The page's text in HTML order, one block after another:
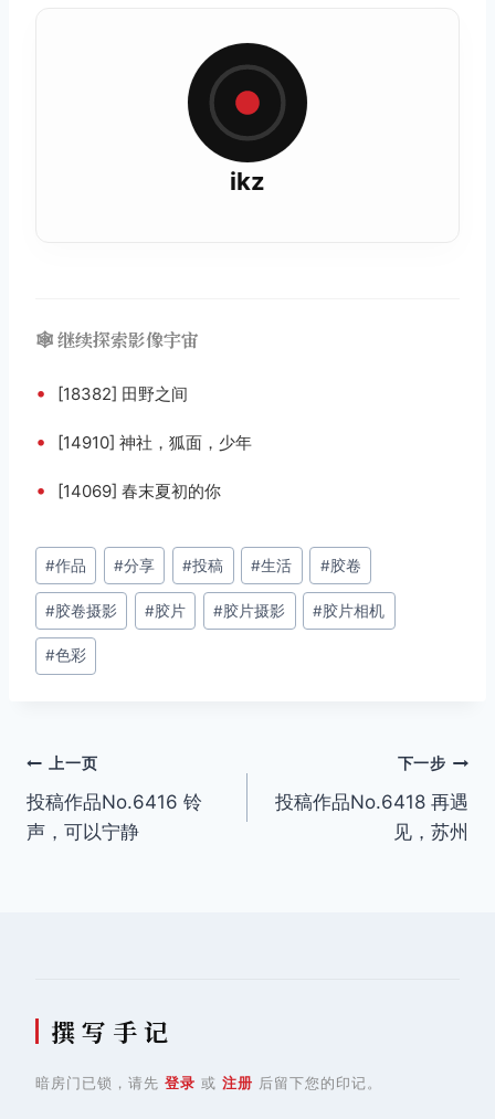
ikz
🕸️ 继续探索影像宇宙
• [18382] 田野之间
• [14910] 神社，狐面，少年
• [14069] 春末夏初的你
文
章
标
签：
#作品 #分享 #投稿 #生活 #胶卷
#胶卷摄影 #胶片 #胶片摄影 #胶片相机
#色彩
文
章
上一页
投稿作品No.6416 铃
声，可以宁静
下一步
投稿作品No.6418 再遇
见，苏州
撰 写 手 记
暗房门已锁，请先 登录 或 注册 后留下您的印记。